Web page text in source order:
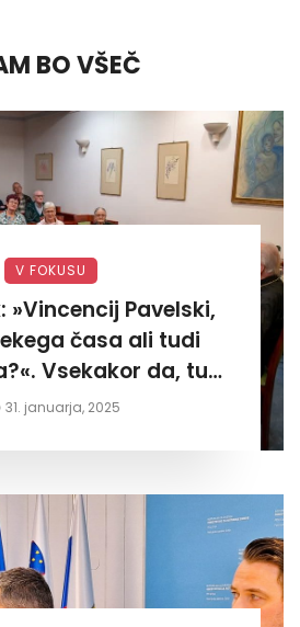
BO VŠEČ
V FOKUSU
»Vincencij Pavelski,
časa ali tudi
Vsekakor da, tudi
31. januarja, 2025